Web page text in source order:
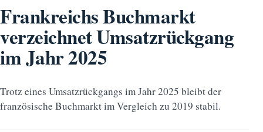
Frankreichs Buchmarkt
verzeichnet Umsatzrückgang
im Jahr 2025
Trotz eines Umsatzrückgangs im Jahr 2025 bleibt der
französische Buchmarkt im Vergleich zu 2019 stabil.